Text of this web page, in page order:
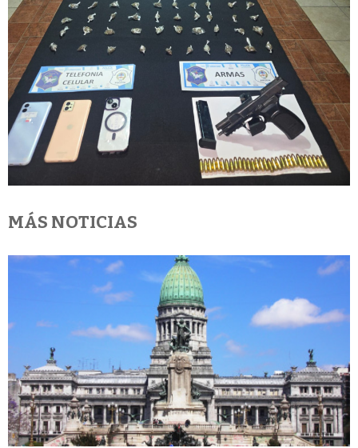
MÁS NOTICIAS